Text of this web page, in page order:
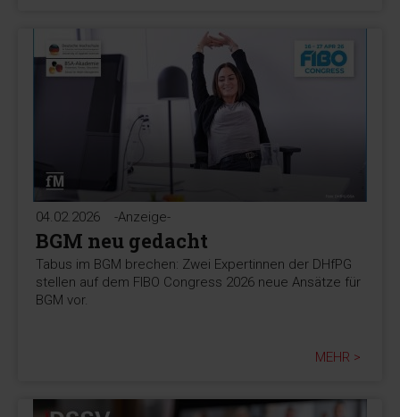
04.02.2026 -Anzeige-
BGM neu gedacht
Tabus im BGM brechen: Zwei Expertinnen der DHfPG
stellen auf dem FIBO Congress 2026 neue Ansätze für
BGM vor.
MEHR >